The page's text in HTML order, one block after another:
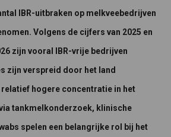
IBR-uitbraken op melkveebedrijven
Volgens de cijfers van 2025 en
zijn vooral IBR-vrije bedrijven
zijn verspreid door het land
hogere concentratie in het
tankmelkonderzoek, klinische
spelen een belangrijke rol bij het